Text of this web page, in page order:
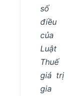
số
điều
của
Luật
Thuế
giá trị
gia